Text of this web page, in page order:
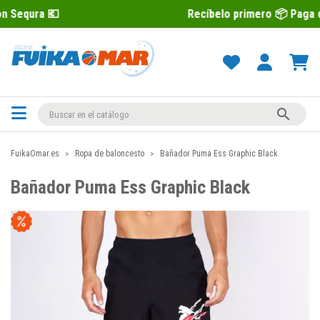
Recíbelo primero 📦 Paga después con

FuikaOmar.es Ropa de baloncesto Bañador Puma Ess Graphic Black
Bañador Puma Ess Graphic Black